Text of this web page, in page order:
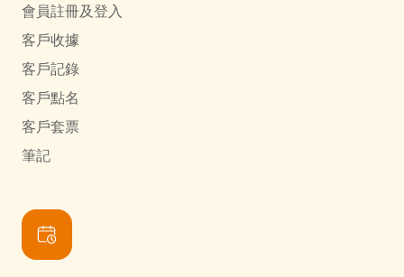
會員註冊及登入
客戶收據
客戶記錄
客戶點名
客戶套票
筆記